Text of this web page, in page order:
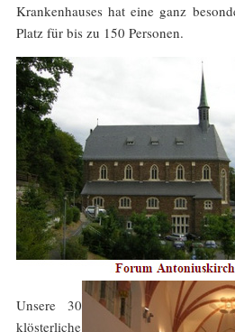
Krankenhauses hat eine ganz
Platz für bis zu 150 Personen.
Unsere 30
klösterliche